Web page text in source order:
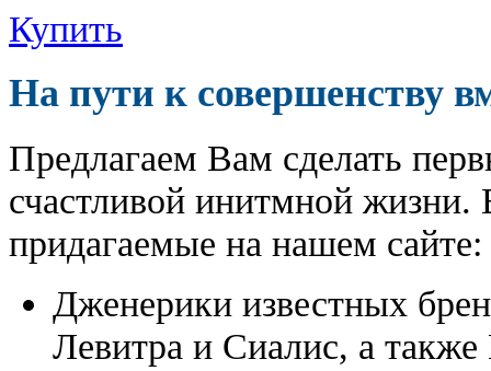
Купить
На пути к совершенству
Предлагаем Вам сделать
счастливой инитмной жизни.
придагаемые на нашем сайте:
Дженерики известных
Левитра и Сиалис, а